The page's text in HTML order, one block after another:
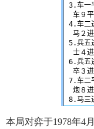
本局对弈于1978年4